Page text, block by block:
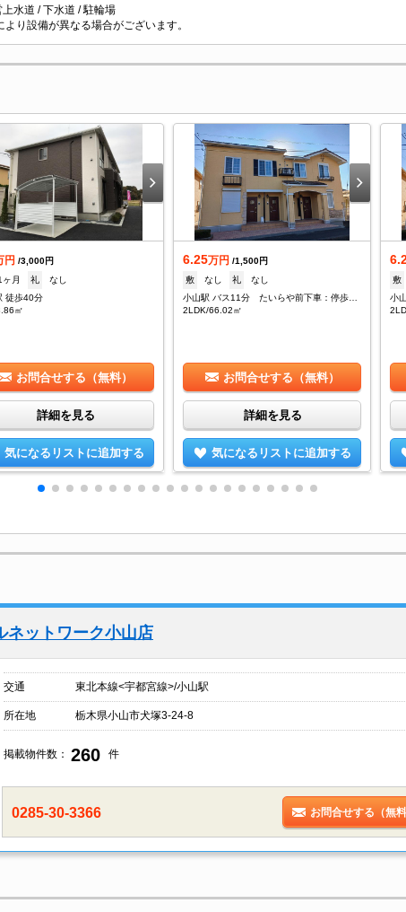
水道 / 下水道 / 駐輪場
り設備が異なる場合がございます。
円 /3,000円
ヶ月 礼
なし
徒歩40分
㎡
お問合せする（無料）
詳細を見る
気になるリストに追加する
6.25万円 /1,500円
敷
なし 礼
なし
小山駅 バス11分 たいらや前下車：停歩5分
2LDK/66.02㎡
お問合せする（無料）
詳細を見る
気になるリストに追加する
敷
ネットワーク小山店
交通 東北本線<宇都宮線>/小山駅
所在地 栃木県小山市犬塚3-24-8
掲載物件数： 260 件
0285-30-3366 お問合せする（無料